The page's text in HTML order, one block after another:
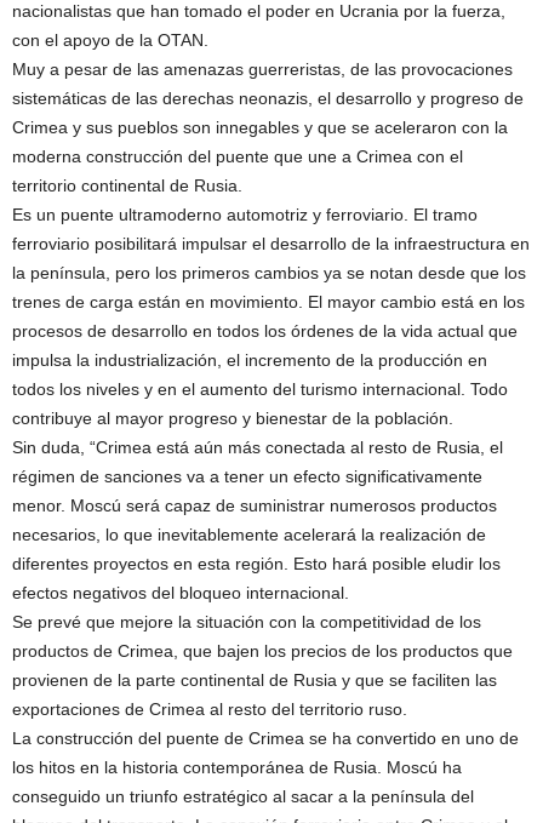
nacionalistas que han tomado el poder en Ucrania por la fuerza,
con el apoyo de la OTAN.
Muy a pesar de las amenazas guerreristas, de las provocaciones
sistemáticas de las derechas neonazis, el desarrollo y progreso de
Crimea y sus pueblos son innegables y que se aceleraron con la
moderna construcción del puente que une a Crimea con el
territorio continental de Rusia.
Es un puente ultramoderno automotriz y ferroviario. El tramo
ferroviario posibilitará impulsar el desarrollo de la infraestructura en
la península, pero los primeros cambios ya se notan desde que los
trenes de carga están en movimiento. El mayor cambio está en los
procesos de desarrollo en todos los órdenes de la vida actual que
impulsa la industrialización, el incremento de la producción en
todos los niveles y en el aumento del turismo internacional. Todo
contribuye al mayor progreso y bienestar de la población.
Sin duda, “Crimea está aún más conectada al resto de Rusia, el
régimen de sanciones va a tener un efecto significativamente
menor. Moscú será capaz de suministrar numerosos productos
necesarios, lo que inevitablemente acelerará la realización de
diferentes proyectos en esta región. Esto hará posible eludir los
efectos negativos del bloqueo internacional.
Se prevé que mejore la situación con la competitividad de los
productos de Crimea, que bajen los precios de los productos que
provienen de la parte continental de Rusia y que se faciliten las
exportaciones de Crimea al resto del territorio ruso.
La construcción del puente de Crimea se ha convertido en uno de
los hitos en la historia contemporánea de Rusia. Moscú ha
conseguido un triunfo estratégico al sacar a la península del